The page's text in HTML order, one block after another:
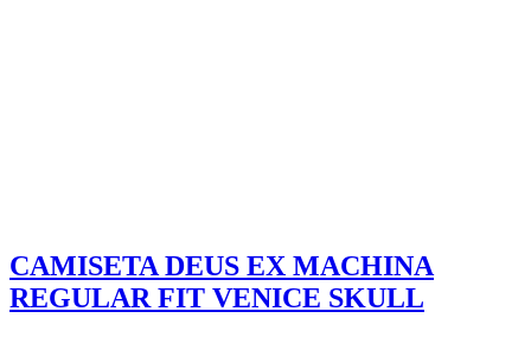
CAMISETA DEUS EX MACHINA
REGULAR FIT VENICE SKULL